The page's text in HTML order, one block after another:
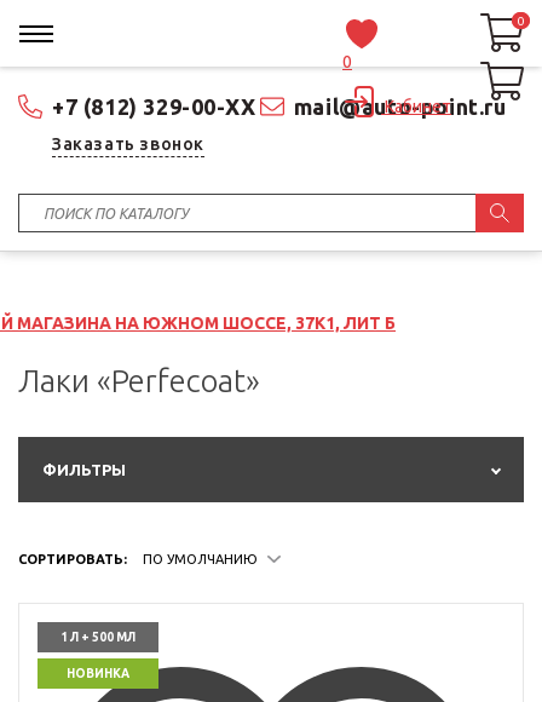
+7 (812) 329-00-XX mail@auto-point.ru
Заказать звонок
0
Кабинет
0
0
НА ЮЖНОМ ШОССЕ, 37К1, ЛИТ Б
Лаки «Perfecoat»
ФИЛЬТРЫ
СОРТИРОВАТЬ: ПО УМОЛЧАНИЮ
1 Л + 500 МЛ
НОВИНКА